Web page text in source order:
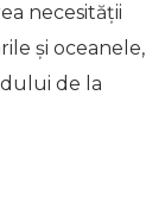
necesității
și oceanele,
de la